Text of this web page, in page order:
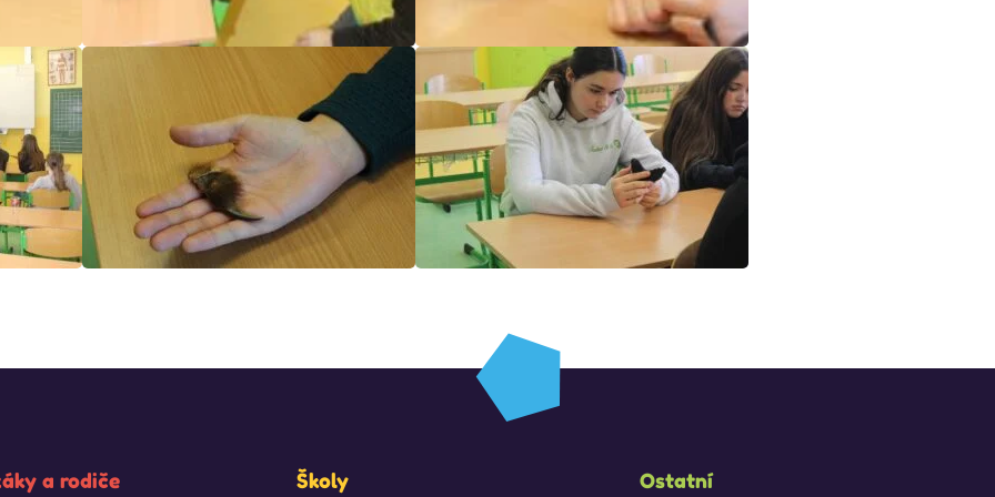
a rodiče Školy Ostatní